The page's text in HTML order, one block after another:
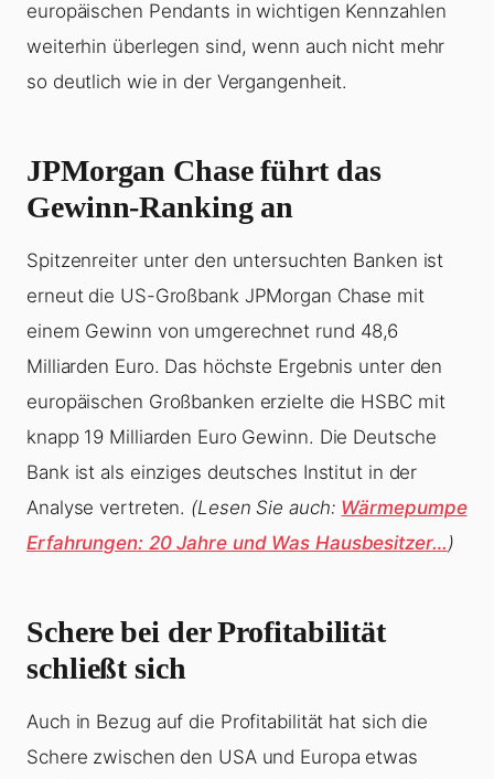
europäischen Pendants in wichtigen Kennzahlen
weiterhin überlegen sind, wenn auch nicht mehr
so deutlich wie in der Vergangenheit.
JPMorgan Chase führt das
Gewinn-Ranking an
Spitzenreiter unter den untersuchten Banken ist
erneut die US-Großbank JPMorgan Chase mit
einem Gewinn von umgerechnet rund 48,6
Milliarden Euro. Das höchste Ergebnis unter den
europäischen Großbanken erzielte die HSBC mit
knapp 19 Milliarden Euro Gewinn. Die Deutsche
Bank ist als einziges deutsches Institut in der
Analyse vertreten. (Lesen Sie auch: Wärmepumpe
Erfahrungen: 20 Jahre und Was Hausbesitzer… )
Schere bei der Profitabilität
schließt sich
Auch in Bezug auf die Profitabilität hat sich die
Schere zwischen den USA und Europa etwas